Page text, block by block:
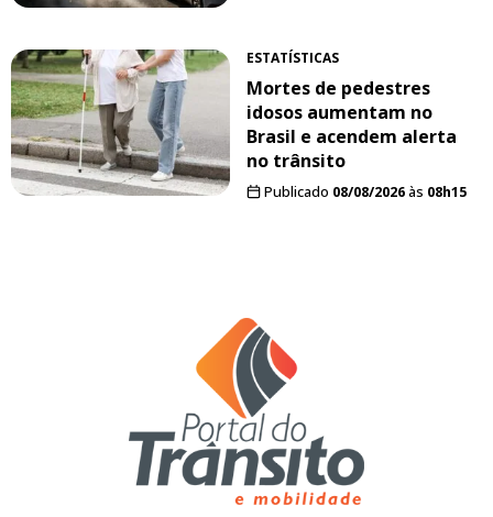
ESTATÍSTICAS
Mortes de pedestres
idosos aumentam no
Brasil e acendem alerta
no trânsito
Publicado 08/08/2026às 08h15